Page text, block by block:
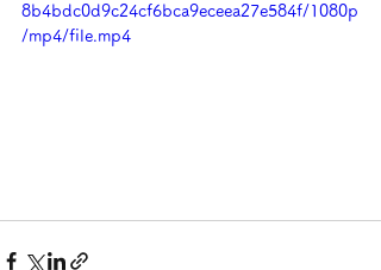
8b4bdc0d9c24cf6bca9eceea27e584f/1080p
/mp4/file.mp4